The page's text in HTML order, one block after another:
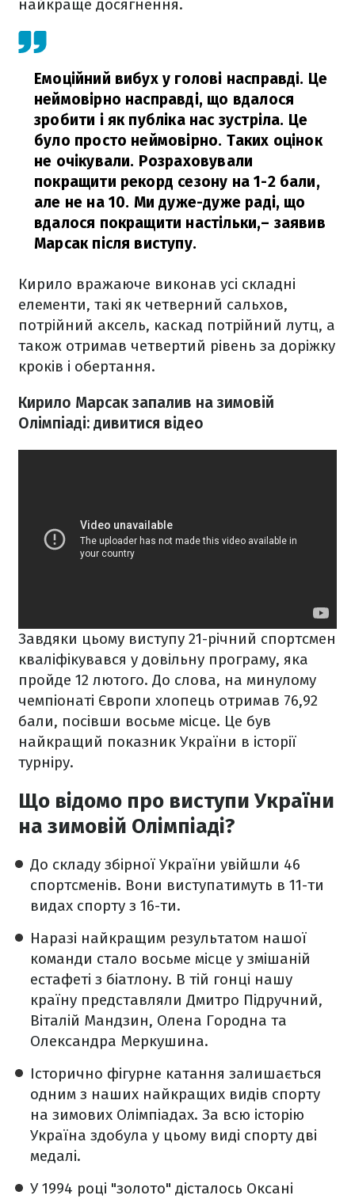
найкраще досягнення.
Емоційний вибух у голові насправді. Це
неймовірно насправді, що вдалося
зробити і як публіка нас зустріла. Це
було просто неймовірно. Таких оцінок
не очікували. Розраховували
покращити рекорд сезону на 1-2 бали,
але не на 10. Ми дуже-дуже раді, що
вдалося покращити настільки,– заявив
Марсак після виступу.
Кирило вражаюче виконав усі складні
елементи, такі як четверний сальхов,
потрійний аксель, каскад потрійний лутц, а
також отримав четвертий рівень за доріжку
кроків і обертання.
Кирило Марсак запалив на зимовій
Олімпіаді: дивитися відео
Завдяки цьому виступу 21-річний спортсмен
кваліфікувався у довільну програму, яка
пройде 12 лютого. До слова, на минулому
чемпіонаті Європи хлопець отримав 76,92
бали, посівши восьме місце. Це був
найкращий показник України в історії
турніру.
Що відомо про виступи України
на зимовій Олімпіаді?
До складу збірної України увійшли 46
спортсменів. Вони виступатимуть в 11-ти
видах спорту з 16-ти.
Наразі найкращим результатом нашої
команди стало восьме місце у змішаній
естафеті з біатлону. В тій гонці нашу
країну представляли Дмитро Підручний,
Віталій Мандзин, Олена Городна та
Олександра Меркушина.
Історично фігурне катання залишається
одним з наших найкращих видів спорту
на зимових Олімпіадах. За всю історію
Україна здобула у цьому виді спорту дві
медалі.
У 1994 році "золото" дісталось Оксані